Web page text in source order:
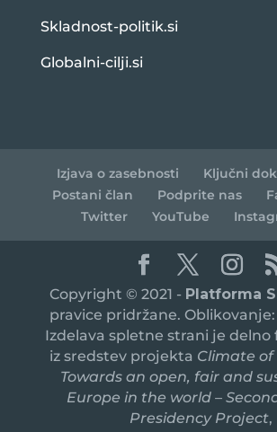
Skladnost-politik.si
Globalni-cilji.si
Izjava o zasebnosti
Ključni
Postani član
Podprite nas
Twitter
YouTube
Copyright © 2021 - Platforma
pravice pridržane. Oblikovanje:
Izdelava spletne strani je delno
iz sredstev projekta Climate of
Towards an open, fair and
Europe in the world –
Presidency Project,